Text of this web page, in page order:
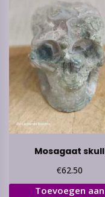
Mosagaat skull
€62.50
Toevoegen aan